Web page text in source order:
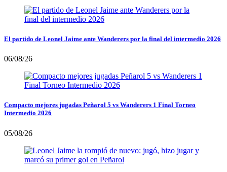
El partido de Leonel Jaime ante Wanderers por la final del intermedio 2026
06/08/26
Compacto mejores jugadas Peñarol 5 vs Wanderers 1 Final Torneo
Intermedio 2026
05/08/26